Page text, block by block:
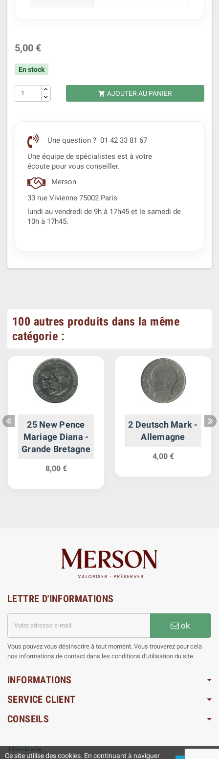
5,00 €
En stock
 AJOUTER AU PANIER
Une question ? 01 42 33 81 67
Une équipe de spécialistes est à votre
écoute pour vous conseiller.
Merson
33 rue Vivienne 75002 Paris
lundi au vendredi de 9h à 17h45 et le samedi de
10h à 17h45.
100 autres produits dans la même
catégorie :
25 New Pence
Mariage Diana -
Grande Bretagne
8,00 €
2 Deutsch Mark -
Allemagne
4,00 €
LETTRE D'INFORMATIONS
ok
Vous pouvez vous désinscrire à tout moment. Vous trouverez pour cela
nos informations de contact dans les conditions d'utilisation du site.
INFORMATIONS
SERVICE CLIENT
CONSEILS
Plan du site
Ce site utilise des cookies. En continuant à naviguer